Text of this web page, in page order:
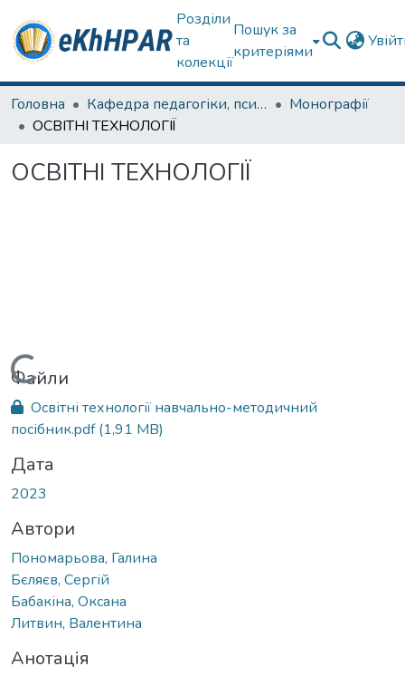
Розділи
та
колекції
Пошук за
критеріями
Головна Кафедра педагогіки, психології, початкової освіти та освітнього менеджменту
Монографії
ОСВІТНІ ТЕХНОЛОГІЇ
ОСВІТНІ ТЕХНОЛОГІЇ
Вантажиться...
Файли
Освітні технології навчально-методичний
посібник.pdf(1,91 MB)
Дата
2023
Автори
Пономарьова, Галина
Бєляєв, Сергій
Бабакіна, Оксана
Литвин, Валентина
Анотація